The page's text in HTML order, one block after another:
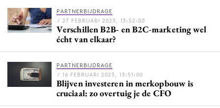
Topics
Artificial Intelligence
Bureaus
Campagnes
Carriere
Contentmarketing
PARTNERBIJDRAGE
/ 27 FEBRUARI 2023, 13:52:00
Verschillen B2B- en B2C-marketing wel
écht van elkaar?
PARTNERBIJDRAGE
/ 16 FEBRUARI 2023, 13:51:00
Blijven investeren in merkopbouw is
cruciaal: zo overtuig je de CFO